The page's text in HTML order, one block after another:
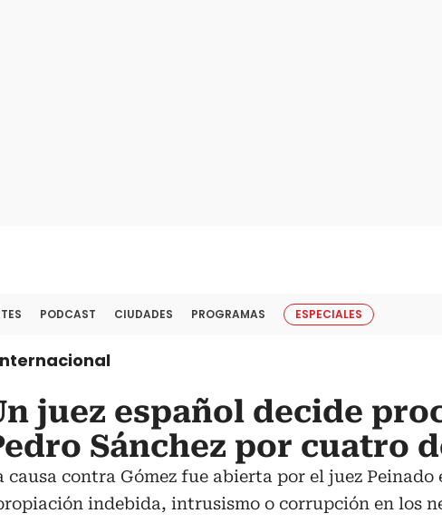
PODCAST CIUDADES PROGRAMAS ESPECIALES
juez español decide
Sánchez por cuatro
causa contra Gómez fue abierta por el juez
indebida, intrusismo o corrupción en los